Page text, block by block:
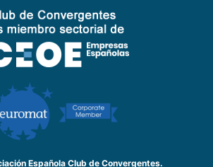
Española Club de Convergentes.